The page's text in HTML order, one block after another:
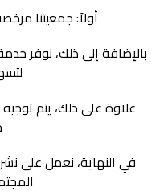
أولاً: جمعيتنا
بالإضافة إلى ذلك، نوفر
علاوة على ذلك، يتم توجيه
في النهاية، نعمل على نشر